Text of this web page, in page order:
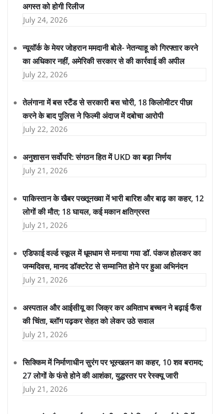
अगस्त को होगी रिलीज
July 24, 2026
न्यूयॉर्क के मेयर जोहरान ममदानी बोले- नेतन्याहू को गिरफ्तार करने
का अधिकार नहीं, अमेरिकी सरकार से की कार्रवाई की अपील
July 22, 2026
तेलंगाना में बस स्टैंड से सरकारी बस चोरी, 18 किलोमीटर पीछा
करने के बाद पुलिस ने फिल्मी अंदाज में दबोचा आरोपी
July 22, 2026
अनुशासन सर्वोपरि: संगठन हित में UKD का बड़ा निर्णय
July 21, 2026
पाकिस्तान के खैबर पख्तूनख्वा में भारी बारिश और बाढ़ का कहर, 12
लोगों की मौत; 18 घायल, कई मकान क्षतिग्रस्त
July 21, 2026
एडिफाई वर्ल्ड स्कूल में धूमधाम से मनाया गया डॉ. पंकज होलकर का
जन्मदिवस, मानद डॉक्टरेट से सम्मानित होने पर हुआ अभिनंदन
July 21, 2026
अस्पताल और आईसीयू का जिक्र कर अमिताभ बच्चन ने बढ़ाई फैंस
की चिंता, ब्लॉग पढ़कर सेहत को लेकर उठे सवाल
July 21, 2026
सिक्किम में निर्माणाधीन सुरंग पर भूस्खलन का कहर, 10 शव बरामद;
27 लोगों के फंसे होने की आशंका, युद्धस्तर पर रेस्क्यू जारी
July 21, 2026